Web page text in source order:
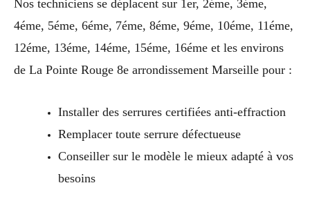
Nos techniciens se déplacent sur 1er, 2éme, 3éme,
4éme, 5éme, 6éme, 7éme, 8éme, 9éme, 10éme, 11éme,
12éme, 13éme, 14éme, 15éme, 16éme et les environs
de La Pointe Rouge 8e arrondissement Marseille pour :
Installer des serrures certifiées anti-effraction
Remplacer toute serrure défectueuse
Conseiller sur le modèle le mieux adapté à vos
besoins